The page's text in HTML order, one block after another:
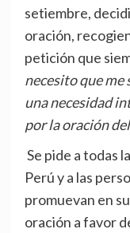
setiembre,
oración,
petición que
necesito que me
una necesidad
por la oración
Se pide a todas
Perú y a las
promuevan en
oración a favor